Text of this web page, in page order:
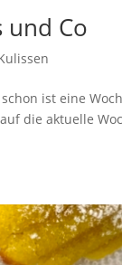
und Co
ist eine
die aktuelle